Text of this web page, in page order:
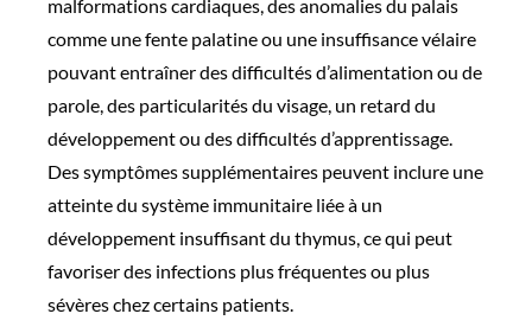
malformations cardiaques, des anomalies du palais
comme une fente palatine ou une insuffisance vélaire
pouvant entraîner des difficultés d’alimentation ou de
parole, des particularités du visage, un retard du
développement ou des difficultés d’apprentissage.
Des symptômes supplémentaires peuvent inclure une
atteinte du système immunitaire liée à un
développement insuffisant du thymus, ce qui peut
favoriser des infections plus fréquentes ou plus
sévères chez certains patients.